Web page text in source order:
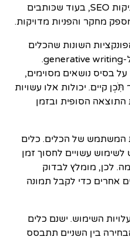
להזדקק לכלים המשלבים טכניקות SEO, בעוד שכּותבים
מחקר והפניות מדויקות.
השונות שהכלים
מציעים. ישנם כלים המיועדים ל-generative writing.
בסיס נושאים מסוימים,
קיים. יכולות אלו עשויות
הסופית ובזמן
המשתמש של הכלים. כלים
עשויים לחסוך זמן
לכן, מומלץ לבדוק
אחרים כדי לקבל תמונה
השימוש. ישנם כלים
בין השניים תתבסס